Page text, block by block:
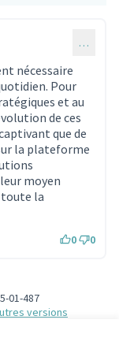
…
nécessaire
Pour
et au
de ces
que de
la plateforme
moyen
la
0 0
01-487
versions